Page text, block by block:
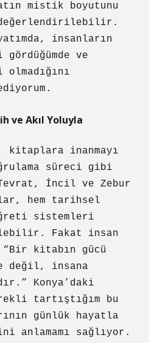
mistik boyutunu
insanların
ve
ve Akıl Yoluyla
kitaplara inanmayı
süreci gibi
İncil ve Zebur
hem tarihsel
sistemleri
Fakat insan
kitabın gücü
değil, insana
Konya’daki
tartıştığım bu
günlük hayatla
anlamamı sağlıyor.